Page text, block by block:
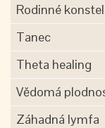
Rodinné
Tanec
Theta healing
Vědomá
Záhadná lymfa